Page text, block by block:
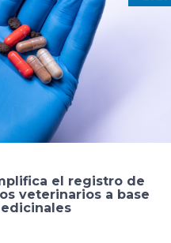
el registro de
veterinarios a base